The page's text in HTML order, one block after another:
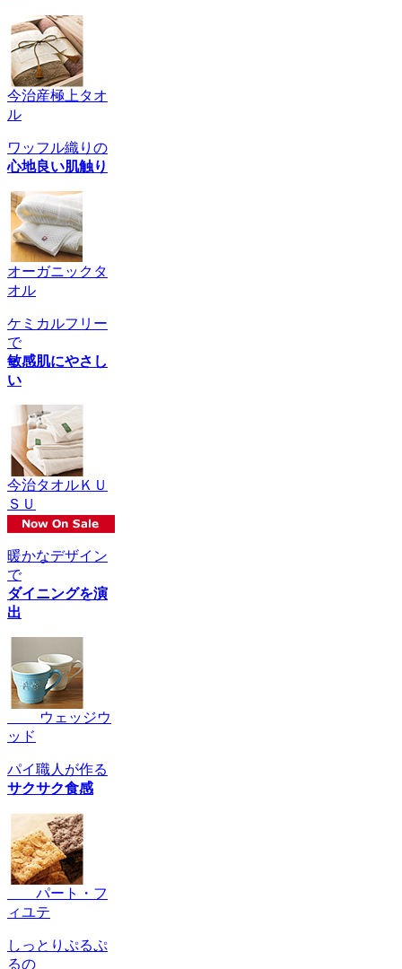
今治産極上タオ
ル
ワッフル織りの
心地良い肌触り
オーガニックタ
オル
ケミカルフリー
で
敏感肌にやさし
い
今治タオルＫＵ
ＳＵ
暖かなデザイン
で
ダイニングを演
出
ウェッジウ
ッド
パイ職人が作る
サクサク食感
パート・フ
ィユテ
しっとりぷるぷ
るの